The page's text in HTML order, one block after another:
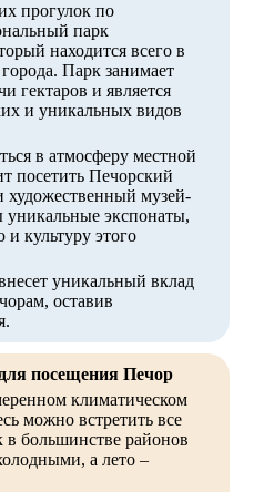
прогулок по
парк
находится всего в
Парк занимает
гектаров и является
и уникальных видов
в атмосферу местной
посетить Печорский
художественный музей-
уникальные экспонаты,
культуру этого
уникальный вклад
оставив
посещения Печор
климатическом
можно встретить все
в большинстве районов
а лето –